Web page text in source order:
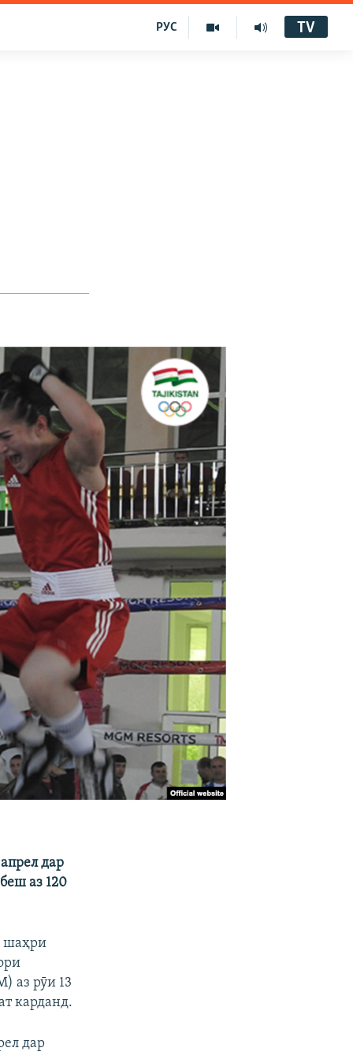
РУС TV
апрел дар
беш аз 120
шаҳри
аз рӯи 13
карданд.
дар